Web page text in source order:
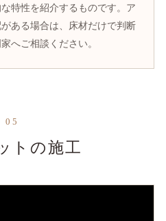
特性を紹介するものです。ア
ある場合は、床材だけで判断
へご相談ください。
05
トの施工